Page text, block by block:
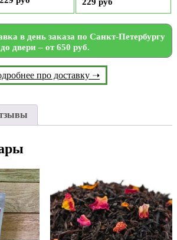
в день заказа по Санкт-Петербургу
до двери – от 650 руб.
про доставку ➝